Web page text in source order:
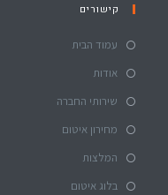
קישורים
עמוד הבית
אודות
שירותי החברה
מחירון איטום
המלצות
בלוג איטום